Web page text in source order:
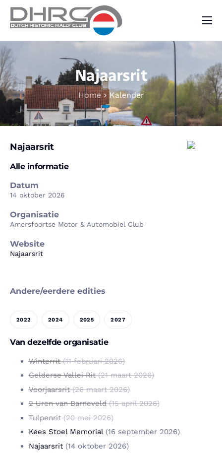
Kalender
Vraag & Aanbod
Nieuws
Contact
Najaarsrit
Home Kalender
Najaarsrit
Alle informatie
Datum
14 oktober 2026
Organisatie
Amersfoortse Motor & Automobiel Club
Website
Najaarsrit
Andere/eerdere edities
2022 2024 2025 2027
Van dezelfde organisatie
Winterrit(11 februari 2026)
Gelderse Vallei Rit(21 maart 2026)
Voorjaarsrit(26 maart 2026)
2 Uren van Barneveld(15 april 2026)
Tulpenrit(20 mei 2026)
Kees Stoel Memorial(16 september 2026)
Najaarsrit(14 oktober 2026)